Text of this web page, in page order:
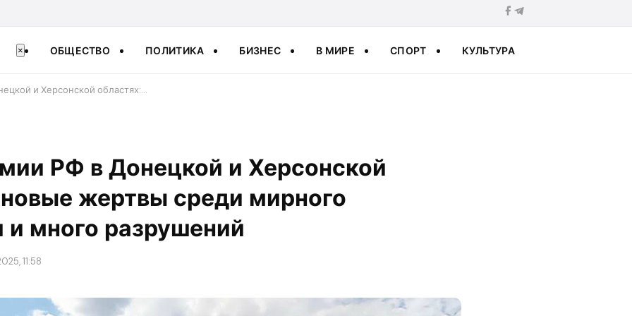
× ОБЩЕСТВО ПОЛИТИКА БИЗНЕС В МИРЕ СПОРТ КУЛЬТУРА
и Херсонской областях:…
РФ в Донецкой и Херсонской
жертвы среди мирного
и много разрушений
11:58